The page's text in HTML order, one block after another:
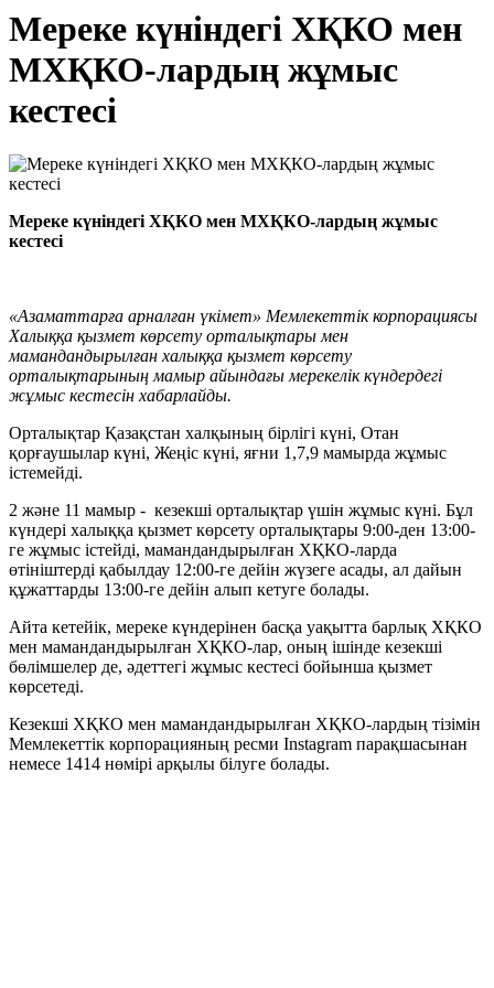
Мереке күніндегі ХҚКО мен
МХҚКО-лардың жұмыс
кестесі
Мереке күніндегіХҚКО мен МХҚКО-лардың жұмыс
кестесі
«Азаматтарға арналған үкімет» Мемлекеттік корпорациясы
Халыққа қызмет көрсету орталықтары мен
мамандандырылған халыққа қызмет көрсету
орталықтарының мамыр айындағы мерекелік күндердегі
жұмыс кестесін хабарлайды.
Орталықтар Қазақстан халқының бірлігі күні, Отан
қорғаушылар күні, Жеңіс күні, яғни 1,7,9 мамырда жұмыс
істемейді.
2 және 11 мамыр - кезекші орталықтар үшін жұмыс күні. Бұл
күндері халыққа қызмет көрсету орталықтары 9:00-ден 13:00-
ге жұмыс істейді, мамандандырылған ХҚКО-ларда
өтініштерді қабылдау 12:00-ге дейін жүзеге асады, ал дайын
құжаттарды 13:00-ге дейін алып кетуге болады.
Айта кетейік, мереке күндерінен басқа уақытта барлық ХҚКО
мен мамандандырылған ХҚКО-лар, оның ішінде кезекші
бөлімшелер де, әдеттегі жұмыс кестесі бойынша қызмет
көрсетеді.
Кезекші ХҚКО мен мамандандырылған ХҚКО-лардың тізімін
Мемлекеттік корпорацияның ресми Instagram парақшасынан
немесе 1414 нөмірі арқылы білуге болады.